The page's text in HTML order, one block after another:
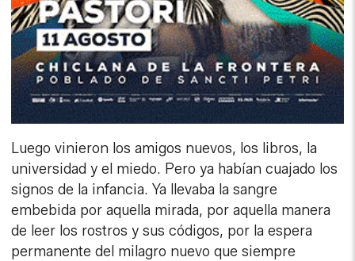
Luego vinieron los amigos nuevos, los libros, la
universidad y el miedo. Pero ya habían cuajado los
signos de la infancia. Ya llevaba la sangre
embebida por aquella mirada, por aquella manera
de leer los rostros y sus códigos, por la espera
permanente del milagro nuevo que siempre